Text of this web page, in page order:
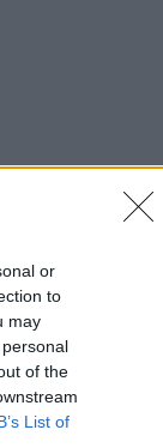
or
to
may
of the
List of